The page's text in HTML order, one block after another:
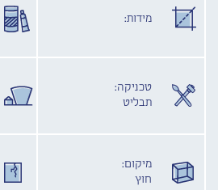
מידות:
טכניקה:
תבליט
מיקום:
חוץ